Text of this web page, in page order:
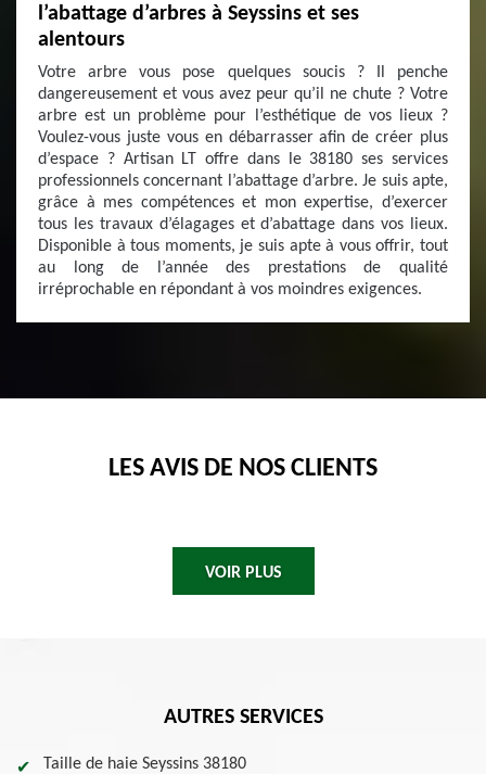
l’abattage d’arbres à Seyssins et ses
alentours
Votre arbre vous pose quelques soucis ? Il penche
dangereusement et vous avez peur qu’il ne chute ? Votre
arbre est un problème pour l’esthétique de vos lieux ?
Voulez-vous juste vous en débarrasser afin de créer plus
d’espace ? Artisan LT offre dans le 38180 ses services
professionnels concernant l’abattage d’arbre. Je suis apte,
grâce à mes compétences et mon expertise, d’exercer
tous les travaux d’élagages et d’abattage dans vos lieux.
Disponible à tous moments, je suis apte à vous offrir, tout
au long de l’année des prestations de qualité
irréprochable en répondant à vos moindres exigences.
LES AVIS DE NOS CLIENTS
VOIR PLUS
AUTRES SERVICES
Taille de haie Seyssins 38180